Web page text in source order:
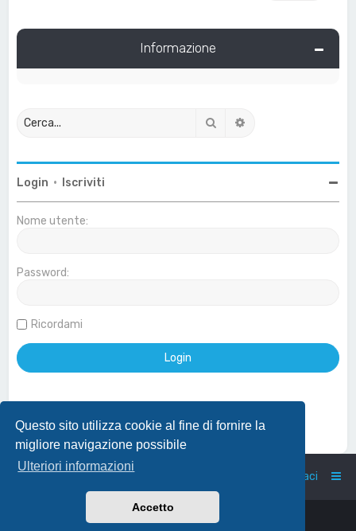
Questo sito utilizza cookie al fine di fornire la
migliore navigazione possibile
Ulteriori informazioni
Accetto
Informazione
Cerca
Login • Iscriviti
Nome utente:
Password:
Ricordami
Effettua login con account Google
Home Indice Contattaci
phpBB